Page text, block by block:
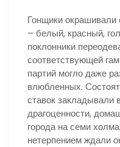
Гонщики окрашивали
– белый, красный,
поклонники
соответствующей
партий могло даже
влюбленных.
ставок закладывали
драгоценности,
города на семи
нетерпением ждали